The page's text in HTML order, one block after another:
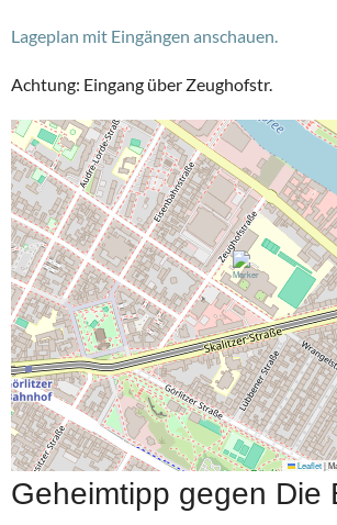
Lageplan mit Eingängen anschauen.
Achtung: Eingang über Zeughofstr.
Leaflet|
Geheimtipp gegen Die